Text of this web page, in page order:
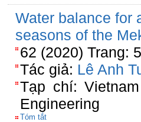
Water balance for
seasons of the
62 (2020) Trang:
Tác giả: Lê Anh
Tạp chí:
Engineering
Tóm tắt